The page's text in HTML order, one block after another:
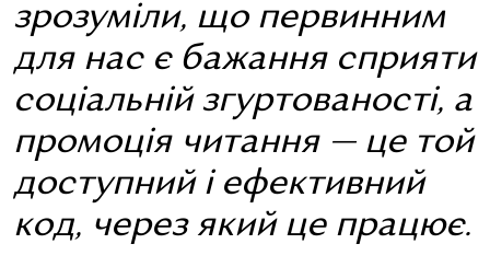
зрозуміли, що первинним
для нас є бажання сприяти
соціальній згуртованості, а
промоція читання — це той
доступний і ефективний
код, через який це працює.